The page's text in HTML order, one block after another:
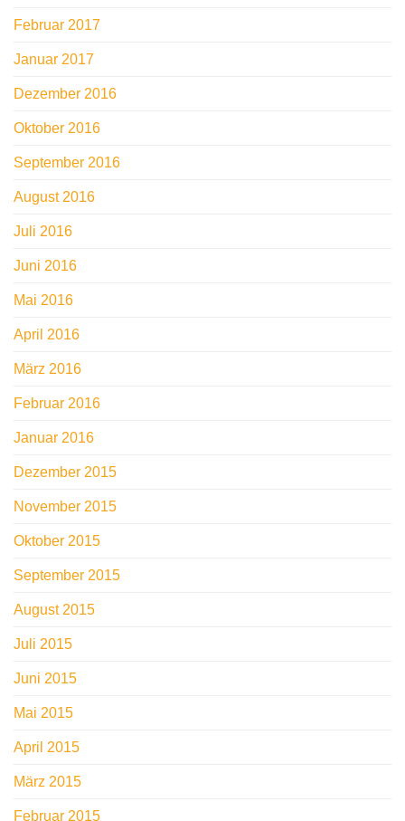
Februar 2017
Januar 2017
Dezember 2016
Oktober 2016
September 2016
August 2016
Juli 2016
Juni 2016
Mai 2016
April 2016
März 2016
Februar 2016
Januar 2016
Dezember 2015
November 2015
Oktober 2015
September 2015
August 2015
Juli 2015
Juni 2015
Mai 2015
April 2015
März 2015
Februar 2015